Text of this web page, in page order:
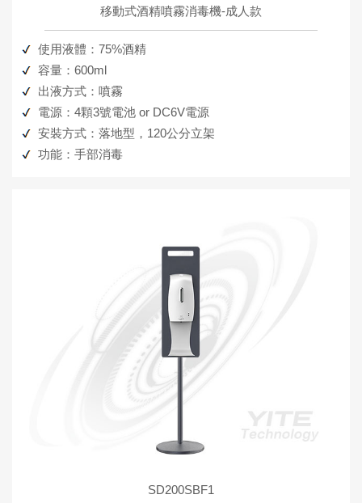
移動式酒精噴霧消毒機-成人款
使用液體：75%酒精
容量：600ml
出液方式：噴霧
電源：4顆3號電池 or DC6V電源
安裝方式：落地型，120公分立架
功能：手部消毒
SD200SBF1